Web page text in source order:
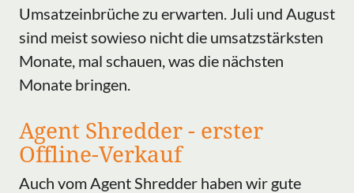
Umsatzeinbrüche zu erwarten. Juli und August
sind meist sowieso nicht die umsatzstärksten
Monate, mal schauen, was die nächsten
Monate bringen.
Agent Shredder - erster
Offline-Verkauf
Auch vom Agent Shredder haben wir gute